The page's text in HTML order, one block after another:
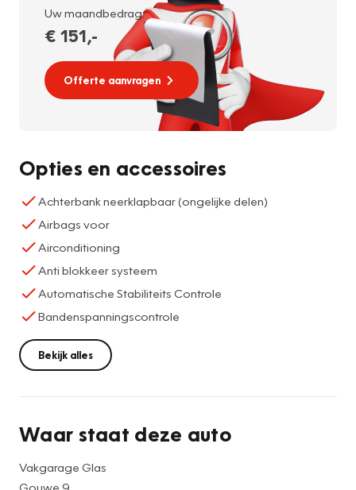
Uw maandbedrag:
€ 151,-
Offerte aanvragen
Opties en accessoires
Achterbank neerklapbaar (ongelijke delen)
Airbags voor
Airconditioning
Anti blokkeer systeem
Automatische Stabiliteits Controle
Bandenspanningscontrole
Bekijk alles
Waar staat deze auto
Vakgarage Glas
Gouwe 9